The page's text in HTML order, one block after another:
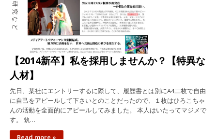
研究など
【2014新卒】私を採用しませんか？【特異な
人材】
先日、某社にエントリーするに際して、履歴書とは別にA4二枚で自由
に自己をアピールして下さいとのことだったので、１枚はひろこちゃ
んの活動を全面的にアピールしてみました。 本人はいたってマジメで
す。 筑…
Read more »